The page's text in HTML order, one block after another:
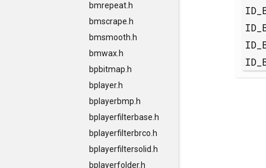
bmrepeat.h
bmscrape.h
bmsmooth.h
bmwax.h
bpbitmap.h
bplayer.h
bplayerbmp.h
bplayerfilterbase.h
bplayerfilterbrco.h
bplayerfiltersolid.h
bplayerfolder.h